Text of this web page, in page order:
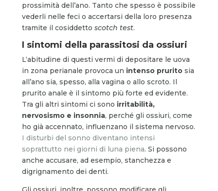
prossimità dell’ano. Tanto che spesso è possibile
vederli nelle feci o accertarsi della loro presenza
tramite il cosiddetto scotch test.
I sintomi della parassitosi da ossiuri
L‘abitudine di questi vermi di depositare le uova
in zona perianale provoca un intenso prurito sia
all’ano sia, spesso, alla vagina o allo scroto. Il
prurito anale è il sintomo più forte ed evidente.
Tra gli altri sintomi ci sono irritabilità,
nervosismo e insonnia, perché gli ossiuri, come
ho già accennato, influenzano il sistema nervoso.
I disturbi del sonno diventano intensi
soprattutto nei giorni di luna piena. Si possono
anche accusare, ad esempio, stanchezza e
digrignamento dei denti.